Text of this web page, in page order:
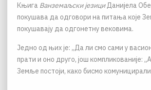
Књига Ванземаљски језициДанијела
покушава да одговори на питања које
покушавају да одгонетну вековима.
Једно од њих је: „Да ли смо сами у
прати и оно друго, још компликованије:
Земље постоји, како бисмо